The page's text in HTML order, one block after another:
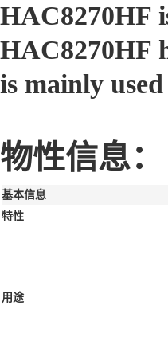
HAC8270HF
HAC8270HF
is mainly
物性信息：
基本信息
特性
用途